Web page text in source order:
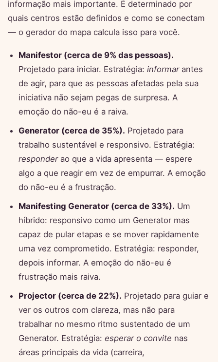
informação mais importante. É determinado por
quais centros estão definidos e como se conectam
— o gerador do mapa calcula isso para você.
Manifestor (cerca de 9% das pessoas).
Projetado para iniciar. Estratégia: informarantes
de agir, para que as pessoas afetadas pela sua
iniciativa não sejam pegas de surpresa. A
emoção do não-eu é a raiva.
Generator (cerca de 35%). Projetado para
trabalho sustentável e responsivo. Estratégia:
responderao que a vida apresenta — espere
algo a que reagir em vez de empurrar. A emoção
do não-eu é a frustração.
Manifesting Generator (cerca de 33%). Um
híbrido: responsivo como um Generator mas
capaz de pular etapas e se mover rapidamente
uma vez comprometido. Estratégia: responder,
depois informar. A emoção do não-eu é
frustração mais raiva.
Projector (cerca de 22%). Projetado para guiar e
ver os outros com clareza, mas não para
trabalhar no mesmo ritmo sustentado de um
Generator. Estratégia: esperar o convite nas
áreas principais da vida (carreira,